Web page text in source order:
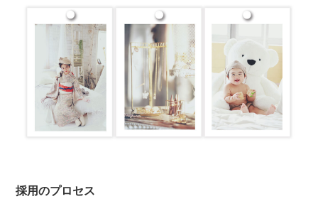
採用のプロセス